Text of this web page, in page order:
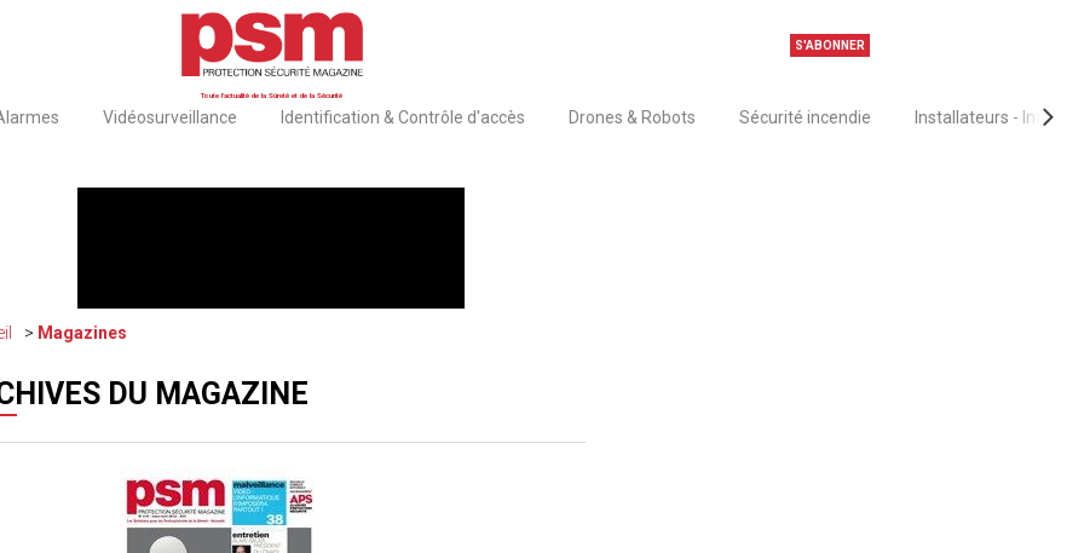
S'ABONNER
Toute l'actualité de la Sûreté et de la Sécurité
Vidéosurveillance Identification & Contrôle d'accès Drones & Robots Sécurité incendie Installateurs -
Magazines
DU MAGAZINE